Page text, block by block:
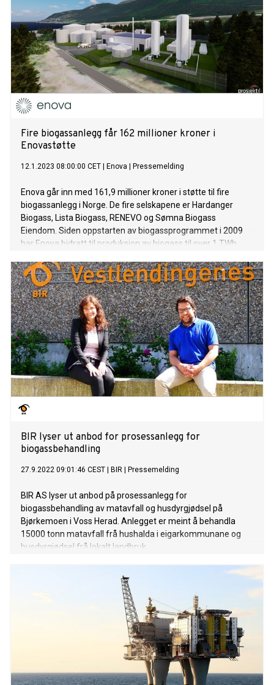
Fire biogassanlegg får 162 millioner kroner i
Enovastøtte
12.1.2023 08:00:00 CET Enova Pressemelding
Enova går inn med 161,9 millioner kroner i støtte til fire
biogassanlegg i Norge. De fire selskapene er Hardanger
Biogass, Lista Biogass, RENEVO og Sømna Biogass
Eiendom. Siden oppstarten av biogassprogrammet i 2009
har Enova bidratt til produksjon av biogass til over 1 TWh
BIR lyser ut anbod for prosessanlegg for
biogassbehandling
27.9.2022 09:01:46 CEST BIR Pressemelding
BIR AS lyser ut anbod på prosessanlegg for
biogassbehandling av matavfall og husdyrgjødsel på
Bjørkemoen i Voss Herad. Anlegget er meint å behandla
15000 tonn matavfall frå hushalda i eigarkommunane og
husdyrgjødsel frå lokalt landbruk.